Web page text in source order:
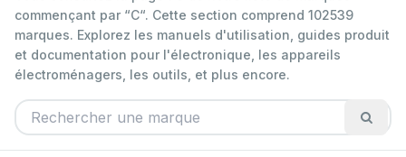
commençant par “C“. Cette section comprend 102539
marques. Explorez les manuels d'utilisation, guides produit
et documentation pour l'électronique, les appareils
électroménagers, les outils, et plus encore.